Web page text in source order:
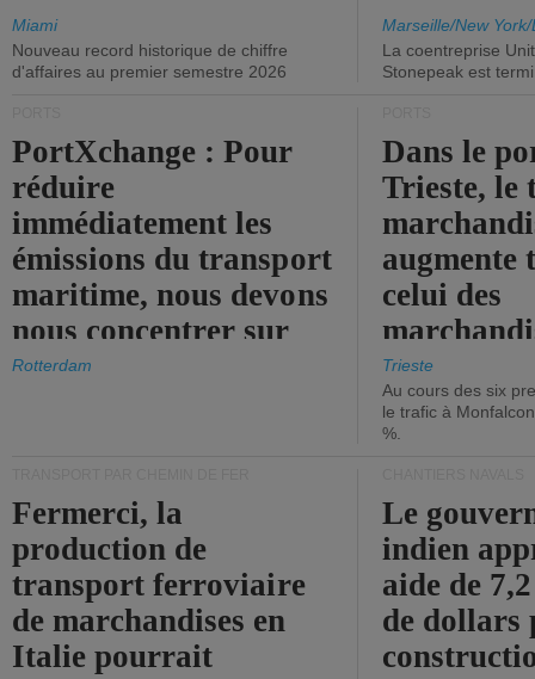
Miami
Nouveau record historique de chiffre
d'affaires au premier semestre 2026
Marseille/New
La coentreprise
Stonepeak est
PortXchange : Pour
réduire
immédiatement les
émissions du transport
maritime, nous devons
nous concentrer sur
les ports.
Rotterdam
Dans le
Trieste, le
augmente
celui des
diminue.
Trieste
Au cours des six
le trafic à
%.
Fermerci, la
production de
transport ferroviaire
de marchandises en
Italie pourrait
Le
indien
aide de
de dollars